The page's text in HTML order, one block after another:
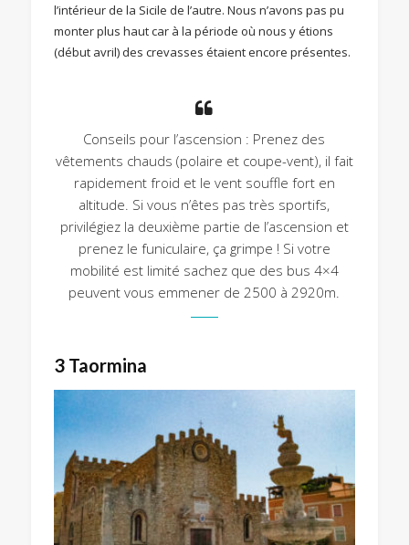
l’intérieur de la Sicile de l’autre. Nous n’avons pas pu
monter plus haut car à la période où nous y étions
(début avril) des crevasses étaient encore présentes.
Conseils pour l’ascension : Prenez des
vêtements chauds (polaire et coupe-vent), il fait
rapidement froid et le vent souffle fort en
altitude. Si vous n’êtes pas très sportifs,
privilégiez la deuxième partie de l’ascension et
prenez le funiculaire, ça grimpe ! Si votre
mobilité est limité sachez que des bus 4×4
peuvent vous emmener de 2500 à 2920m.
3 Taormina